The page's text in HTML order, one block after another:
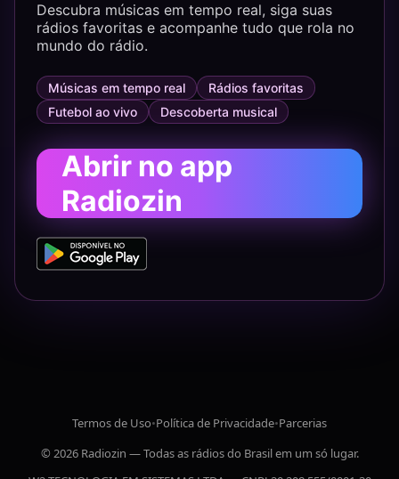
Descubra músicas em tempo real, siga suas
rádios favoritas e acompanhe tudo que rola no
mundo do rádio.
Músicas em tempo real
Rádios favoritas
Futebol ao vivo
Descoberta musical
Abrir no app
Radiozin
Termos de Uso•Política de Privacidade•Parcerias
© 2026 Radiozin — Todas as rádios do Brasil em um só lugar.